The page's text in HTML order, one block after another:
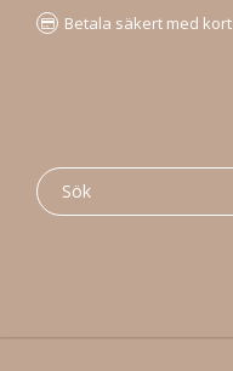
Betala säkert med kort